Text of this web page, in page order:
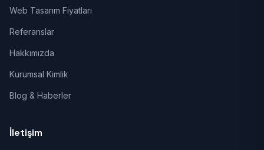
Web Tasarım Fiyatları
Referanslar
Hakkımızda
Kurumsal Kimlik
Blog & Haberler
İletişim